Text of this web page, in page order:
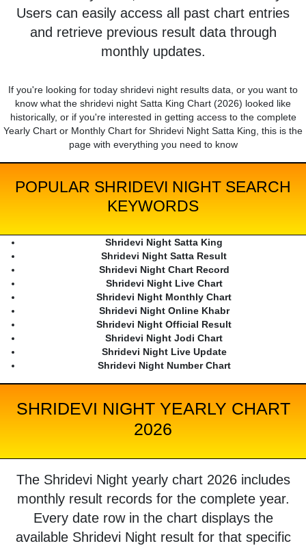
Users can easily access all past chart entries
and retrieve previous result data through
monthly updates.
If you're looking for today shridevi night results data, or you want to
know what the shridevi night Satta King Chart (2026) looked like
historically, or if you're interested in getting access to the complete
Yearly Chart or Monthly Chart for Shridevi Night Satta King, this is the
page with everything you need to know
POPULAR SHRIDEVI NIGHT SEARCH
KEYWORDS
Shridevi Night Satta King
Shridevi Night Satta Result
Shridevi Night Chart Record
Shridevi Night Live Chart
Shridevi Night Monthly Chart
Shridevi Night Online Khabr
Shridevi Night Official Result
Shridevi Night Jodi Chart
Shridevi Night Live Update
Shridevi Night Number Chart
SHRIDEVI NIGHT YEARLY CHART
2026
The Shridevi Night yearly chart 2026 includes
monthly result records for the complete year.
Every date row in the chart displays the
available Shridevi Night result for that specific